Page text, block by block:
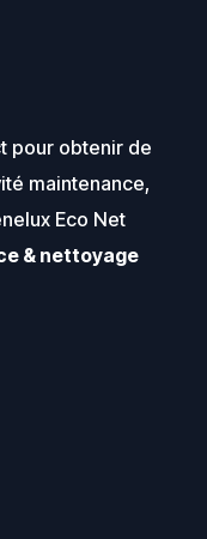
pour obtenir de
maintenance,
Eco Net
& nettoyage